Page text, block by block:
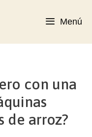
Menú
con una
de arroz?